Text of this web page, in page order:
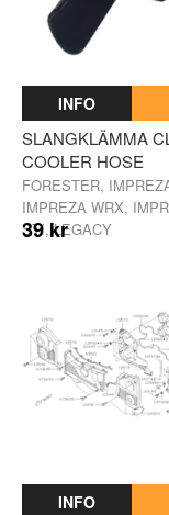
INFO
SLANGKLÄMMA
COOLER HOSE
FORESTER,
IMPREZA WRX,
STI, LEGACY
39 kr
INFO